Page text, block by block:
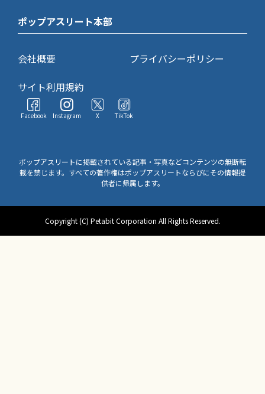
ポップアスリート本部
会社概要
プライバシーポリシー
サイト利用規約
Facebook Instagram X TikTok
ポップアスリートに掲載されている記事・写真などコンテンツの無断転
載を禁じます。すべての著作権はポップアスリートならびにその情報提
供者に帰属します。
Copyright (C) Petabit Corporation All Rights Reserved.